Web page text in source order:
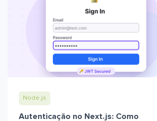
Node.js
Autenticação no Next.js: Como